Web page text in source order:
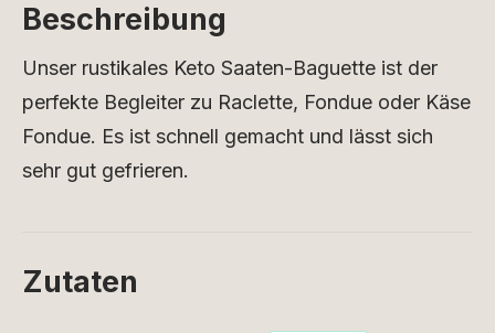
Beschreibung
Unser rustikales Keto Saaten-Baguette ist der
perfekte Begleiter zu Raclette, Fondue oder Käse
Fondue. Es ist schnell gemacht und lässt sich
sehr gut gefrieren.
Zutaten